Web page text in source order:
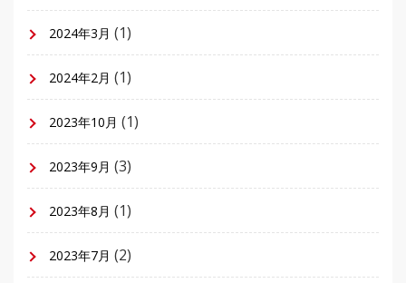
2024年3月 (1)
2024年2月 (1)
2023年10月 (1)
2023年9月 (3)
2023年8月 (1)
2023年7月 (2)